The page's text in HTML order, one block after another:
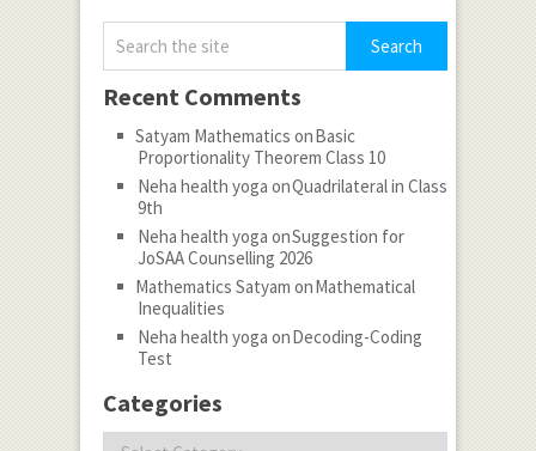
Recent Comments
Satyam Mathematics onBasic
Proportionality Theorem Class 10
Neha health yoga onQuadrilateral in Class
9th
Neha health yoga onSuggestion for
JoSAA Counselling 2026
Mathematics Satyam onMathematical
Inequalities
Neha health yoga onDecoding-Coding
Test
Categories